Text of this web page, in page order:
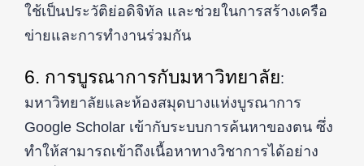
ใช้เป็นประวัติย่อดิจิทัล และช่วยในการสร้างเครือ
ข่ายและการทำงานร่วมกัน
6. การบูรณาการกับมหาวิทยาลัย:
มหาวิทยาลัยและห้องสมุดบางแห่งบูรณาการ
Google Scholar เข้ากับระบบการค้นหาของตน ซึ่ง
ทำให้สามารถเข้าถึงเนื้อหาทางวิชาการได้อย่าง